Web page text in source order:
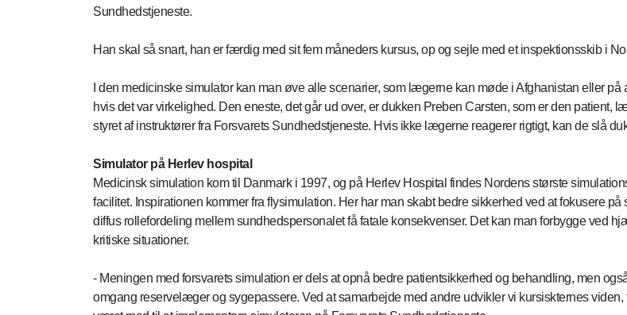
Sundhedstjeneste.
Han skal så snart, han er færdig med sit fem måneders kursus, op og sejle med et inspektionsskib i
I den medicinske simulator kan man øve alle scenarier, som lægerne kan møde i Afghanistan eller
hvis det var virkelighed. Den eneste, det går ud over, er dukken Preben Carsten, som er den
styret af instruktører fra Forsvarets Sundhedstjeneste. Hvis ikke lægerne reagerer rigtigt, kan de slå
Simulator på Herlev hospital
Medicinsk simulation kom til Danmark i 1997, og på Herlev Hospital findes Nordens største
facilitet. Inspirationen kommer fra flysimulation. Her har man skabt bedre sikkerhed ved at fokusere
diffus rollefordeling mellem sundhedspersonalet få fatale konsekvenser. Det kan man forbygge ved
kritiske situationer.
- Meningen med forsvarets simulation er dels at opnå bedre patientsikkerhed og behandling, men
omgang reservelæger og sygepassere. Ved at samarbejde med andre udvikler vi kursiskternes